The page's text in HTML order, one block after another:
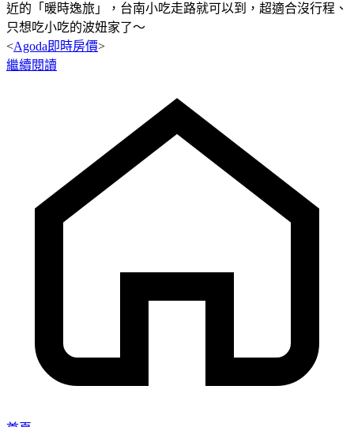
近的「暖時逸旅」，台南小吃走路就可以到，超適合沒行程、
只想吃小吃的波妞家了～
<Agoda即時房價>
繼續閱讀